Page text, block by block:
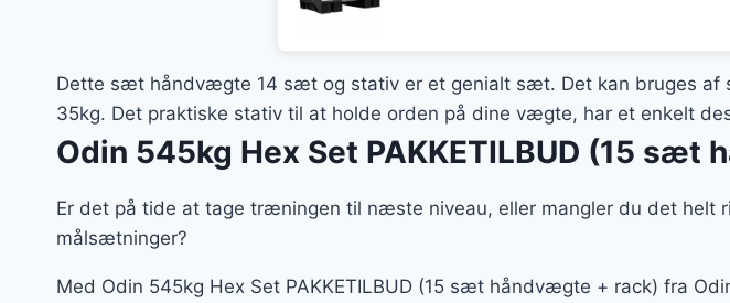
Dette sæt håndvægte 14 sæt og stativ er et genialt sæt. Det kan bruges
35kg. Det praktiske stativ til at holde orden på dine vægte, har et enkelt
Odin 545kg Hex Set PAKKETILBUD (15 sæt
Er det på tide at tage træningen til næste niveau, eller mangler du det
målsætninger?
Med Odin 545kg Hex Set PAKKETILBUD (15 sæt håndvægte + rack) fra